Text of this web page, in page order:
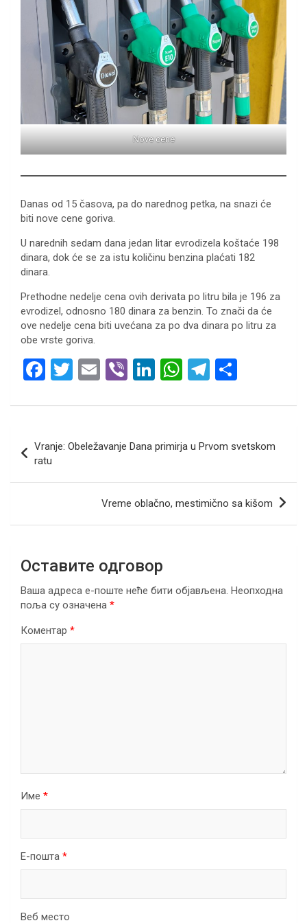
Nove cene
Danas od 15 časova, pa do narednog petka, na snazi će
biti nove cene goriva.
U narednih sedam dana jedan litar evrodizela koštaće 198
dinara, dok će se za istu količinu benzina plaćati 182
dinara.
Prethodne nedelje cena ovih derivata po litru bila je 196 za
evrodizel, odnosno 180 dinara za benzin. To znači da će
ove nedelje cena biti uvećana za po dva dinara po litru za
obe vrste goriva.
F
ce
b
o
o
T
tt
er
E
ail
Vi
er
Li
ke
dI
n
W
at
A
p
p
T
e
a
m
ar
чланка
Vranje: Obeležavanje Dana primirja u Prvom svetskom
ratu
Vreme oblačno, mestimično sa kišom
Оставите одговор
Ваша адреса е-поште неће бити објављена. Неопходна
поља су означена *
Коментар *
Име *
Е-пошта *
Веб место